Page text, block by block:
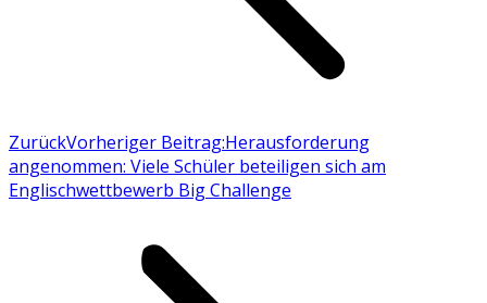
ZurückVorheriger Beitrag:Herausforderung
angenommen: Viele Schüler beteiligen sich am
Englischwettbewerb Big Challenge